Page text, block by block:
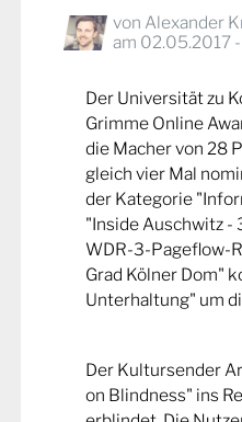
von Alexander
am 02.05.2017 -
Der Universität zu
Grimme Online
die Macher von 28
gleich vier Mal
der Kategorie
"Inside Auschwitz -
WDR-3-Pageflow-
Grad Kölner Dom"
Unterhaltung" um
Der Kultursender
on Blindness" ins